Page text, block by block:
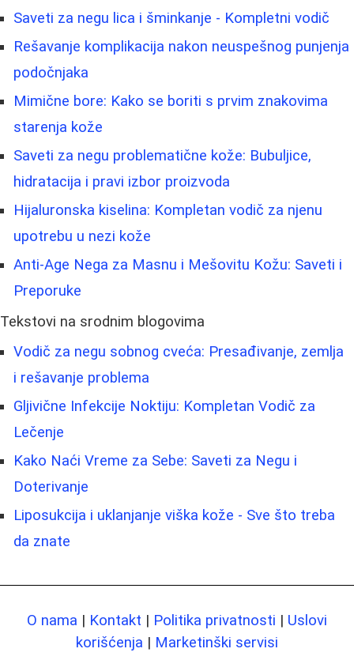
Saveti za negu lica i šminkanje - Kompletni vodič
Rešavanje komplikacija nakon neuspešnog punjenja
podočnjaka
Mimične bore: Kako se boriti s prvim znakovima
starenja kože
Saveti za negu problematične kože: Bubuljice,
hidratacija i pravi izbor proizvoda
Hijaluronska kiselina: Kompletan vodič za njenu
upotrebu u nezi kože
Anti-Age Nega za Masnu i Mešovitu Kožu: Saveti i
Preporuke
Tekstovi na srodnim blogovima
Vodič za negu sobnog cveća: Presađivanje, zemlja
i rešavanje problema
Gljivične Infekcije Noktiju: Kompletan Vodič za
Lečenje
Kako Naći Vreme za Sebe: Saveti za Negu i
Doterivanje
Liposukcija i uklanjanje viška kože - Sve što treba
da znate
O nama | Kontakt | Politika privatnosti | Uslovi
korišćenja | Marketinški servisi